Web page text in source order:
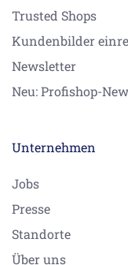
Trusted Shops
Kundenbilder
Newsletter
Neu: Profishop-
Unternehmen
Jobs
Presse
Standorte
Über uns